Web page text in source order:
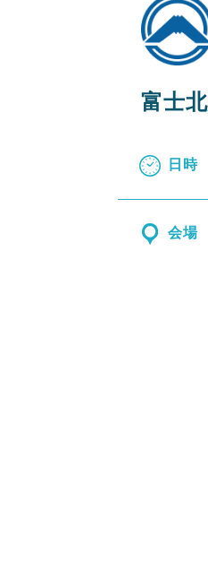
富士
日時
会場